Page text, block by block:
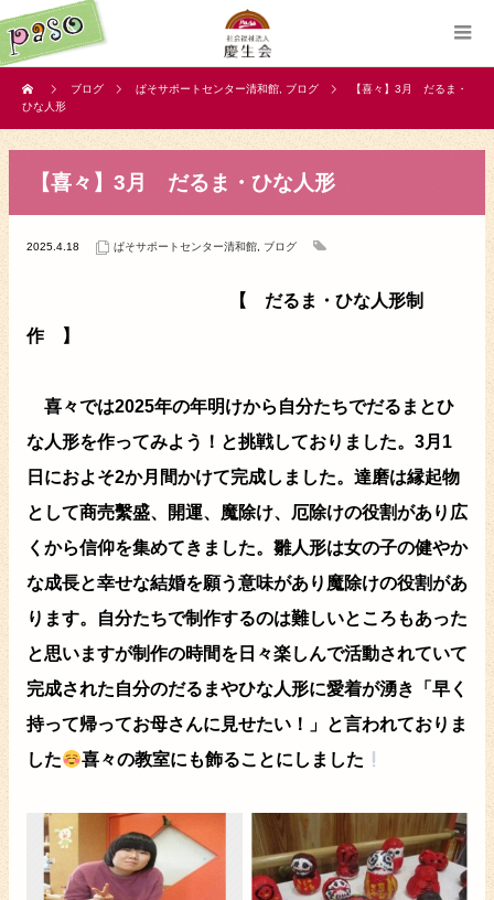
ブログ ぱそサポートセンター清和館 ブログ
【喜々】3月 だるま・
ひな人形
【喜々】3月 だるま・ひな人形
2025.4.18 ぱそサポートセンター清和館 ブログ
【 だるま・ひな人形制
作 】
喜々では2025年の年明けから自分たちでだるまとひ
な人形を作ってみよう！と挑戦しておりました。3月1
日におよそ2か月間かけて完成しました。達磨は縁起物
として商売繫盛、開運、魔除け、厄除けの役割があり広
くから信仰を集めてきました。雛人形は女の子の健やか
な成長と幸せな結婚を願う意味があり魔除けの役割があ
ります。自分たちで制作するのは難しいところもあった
と思いますが制作の時間を日々楽しんで活動されていて
完成された自分のだるまやひな人形に愛着が湧き「早く
持って帰ってお母さんに見せたい！」と言われておりま
した
喜々の教室にも飾ることにしました